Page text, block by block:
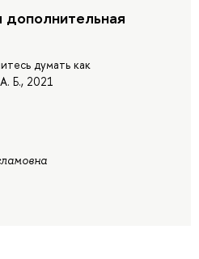
думать как
Б., 2021